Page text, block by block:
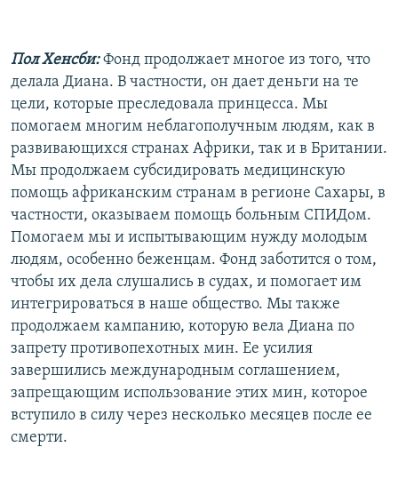
Пол Хенсби:Фонд продолжает многое из того, что
делала Диана. В частности, он дает деньги на те
цели, которые преследовала принцесса. Мы
помогаем многим неблагополучным людям, как в
развивающихся странах Африки, так и в Британии.
Мы продолжаем субсидировать медицинскую
помощь африканским странам в регионе Сахары, в
частности, оказываем помощь больным СПИДом.
Помогаем мы и испытывающим нужду молодым
людям, особенно беженцам. Фонд заботится о том,
чтобы их дела слушались в судах, и помогает им
интегрироваться в наше общество. Мы также
продолжаем кампанию, которую вела Диана по
запрету противопехотных мин. Ее усилия
завершились международным соглашением,
запрещающим использование этих мин, которое
вступило в силу через несколько месяцев после ее
смерти.